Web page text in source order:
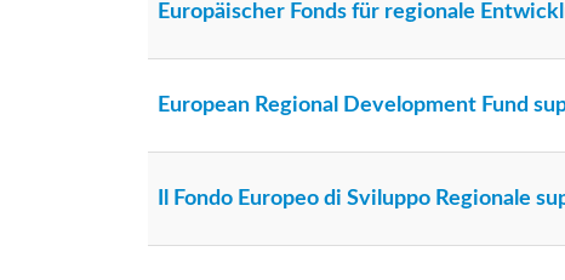
Europäischer Fonds für regionale
European Regional Development Fund
Il Fondo Europeo di Sviluppo Regionale